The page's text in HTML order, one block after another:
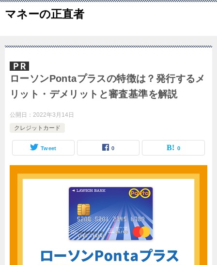
マネーの正直者
ローソンPontaプラスの特徴は？発行するメ
リット・デメリットと審査基準を解説
公開日： 2022年3月14日
クレジットカード
Tweet 0 0